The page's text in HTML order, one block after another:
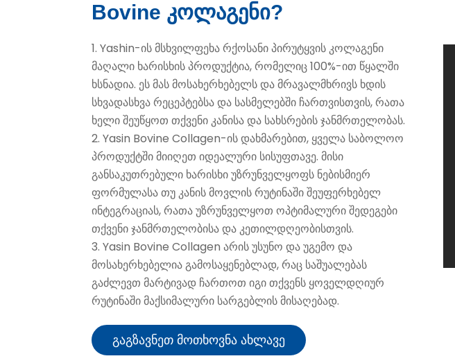
Bovine კოლაგენი?
1. Yashin-ის მსხვილფეხა რქოსანი პირუტყვის კოლაგენი
მაღალი ხარისხის პროდუქტია, რომელიც 100%-ით წყალში
ხსნადია. ეს მას მოსახერხებელს და მრავალმხრივს ხდის
სხვადასხვა რეცეპტებსა და სასმელებში ჩართვისთვის, რათა
ხელი შეუწყოთ თქვენი კანისა და სახსრების ჯანმრთელობას.
2. Yasin Bovine Collagen-ის დახმარებით, ყველა საბოლოო
პროდუქტში მიიღეთ იდეალური სისუფთავე. მისი
განსაკუთრებული ხარისხი უზრუნველყოფს ნებისმიერ
ფორმულასა თუ კანის მოვლის რუტინაში შეუფერხებელ
ინტეგრაციას, რათა უზრუნველყოთ ოპტიმალური შედეგები
თქვენი ჯანმრთელობისა და კეთილდღეობისთვის.
3. Yasin Bovine Collagen არის უსუნო და უგემო და
მოსახერხებელია გამოსაყენებლად, რაც საშუალებას
გაძლევთ მარტივად ჩართოთ იგი თქვენს ყოველდღიურ
რუტინაში მაქსიმალური სარგებლის მისაღებად.
Გაგზავნეთ Მოთხოვნა Ახლავე